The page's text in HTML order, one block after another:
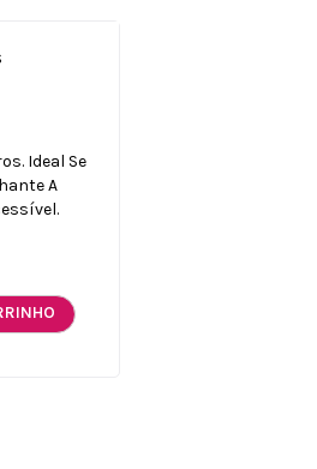
Ideal Se
A